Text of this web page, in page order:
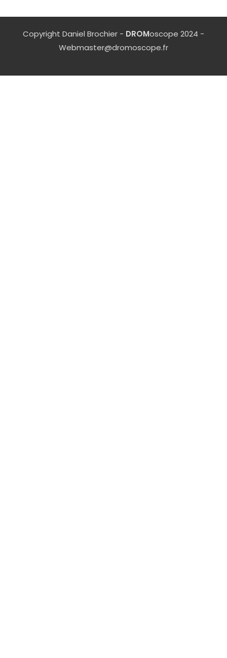
Copyright Daniel Brochier - DROMoscope 2024 -
Webmaster@dromoscope.fr